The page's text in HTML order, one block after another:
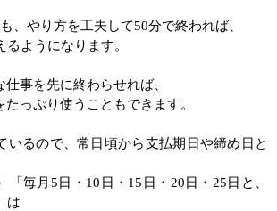
、やり方を工夫して50分で終われば、
るようになります。
事を先に終わらせれば、
っぷり使うこともできます。
いるので、常日頃から支払期日や締め日と
「毎月 5 日・ 10 日・ 15 日・ 20 日・ 25 日と、
は